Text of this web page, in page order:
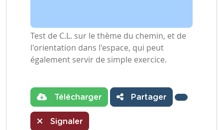
Test de C.L. sur le thème du chemin, et de
l'orientation dans l'espace, qui peut
également servir de simple exercice.
Télécharger Partager
Signaler